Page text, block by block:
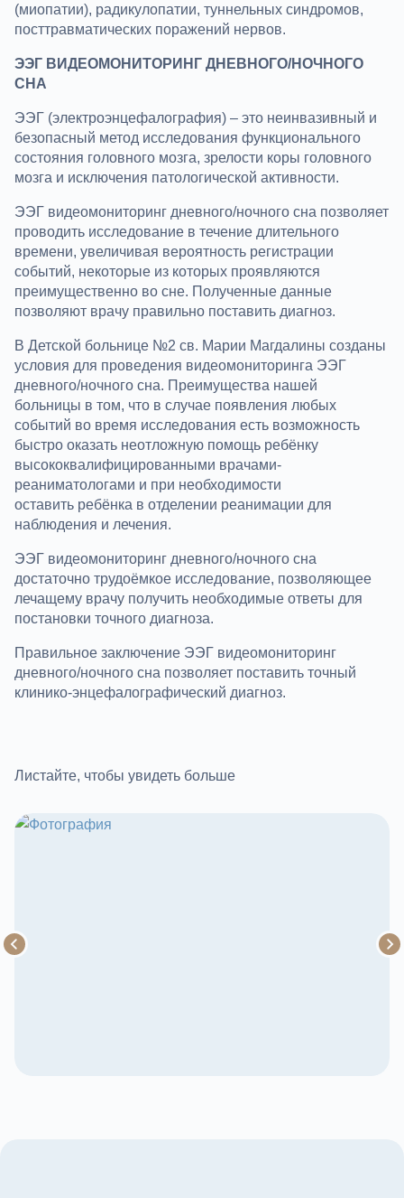
(миопатии), радикулопатии, туннельных синдромов,
посттравматических поражений нервов.
ЭЭГ ВИДЕОМОНИТОРИНГ ДНЕВНОГО/НОЧНОГО
СНА
ЭЭГ (электроэнцефалография) – это неинвазивный и
безопасный метод исследования функционального
состояния головного мозга, зрелости коры головного
мозга и исключения патологической активности.
ЭЭГ видеомониторинг дневного/ночного сна позволяет
проводить исследование в течение длительного
времени, увеличивая вероятность регистрации
событий, некоторые из которых проявляются
преимущественно во сне. Полученные данные
позволяют врачу правильно поставить диагноз.
В Детской больнице №2 св. Марии Магдалины созданы
условия для проведения видеомониторинга ЭЭГ
дневного/ночного сна. Преимущества нашей
больницы в том, что в случае появления любых
событий во время исследования есть возможность
быстро оказать неотложную помощь ребёнку
высококвалифицированными врачами-
реаниматологами и при необходимости
оставить ребёнка в отделении реанимации для
наблюдения и лечения.
ЭЭГ видеомониторинг дневного/ночного сна
достаточно трудоёмкое исследование, позволяющее
лечащему врачу получить необходимые ответы для
постановки точного диагноза.
Правильное заключение ЭЭГ видеомониторинг
дневного/ночного сна позволяет поставить точный
клинико-энцефалографический диагноз.
Листайте, чтобы увидеть больше